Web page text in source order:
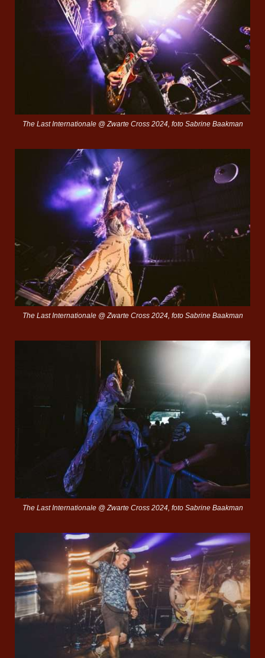
The Last Internationale @ Zwarte Cross 2024, foto Sabrine Baakman
The Last Internationale @ Zwarte Cross 2024, foto Sabrine Baakman
The Last Internationale @ Zwarte Cross 2024, foto Sabrine Baakman